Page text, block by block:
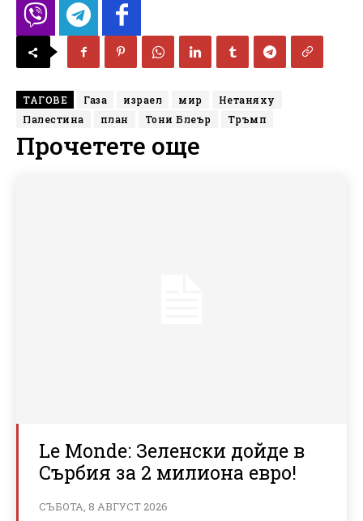
ТАГОВЕ Газа израел мир
Нетаняху
Палестина
план Тони Блеър Тръмп
Прочетете още
Le Monde: Зеленски дойде в
Сърбия за 2 милиона евро!
СЪБОТА, 8 АВГУСТ 2026